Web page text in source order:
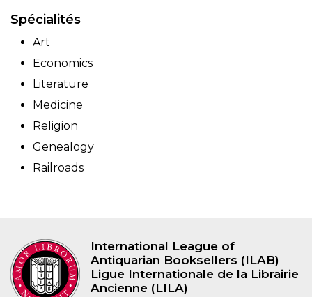
Spécialités
Art
Economics
Literature
Medicine
Religion
Genealogy
Railroads
International League of
Antiquarian Booksellers (ILAB)
Ligue Internationale de la Librairie
Ancienne (LILA)